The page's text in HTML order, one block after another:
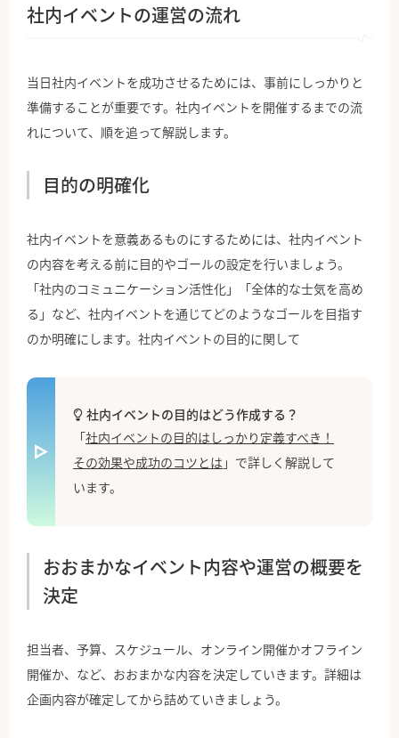
社内イベントの運営の流れ
当日社内イベントを成功させるためには、事前にしっかりと
準備することが重要です。社内イベントを開催するまでの流
れについて、順を追って解説します。
目的の明確化
社内イベントを意義あるものにするためには、社内イベント
の内容を考える前に目的やゴールの設定を行いましょう。
「社内のコミュニケーション活性化」「全体的な士気を高め
る」など、社内イベントを通じてどのようなゴールを目指す
のか明確にします。社内イベントの目的に関して
社内イベントの目的はどう作成する？
「社内イベントの目的はしっかり定義すべき！
その効果や成功のコツとは 」で詳しく解説して
います。
おおまかなイベント内容や運営の概要を
決定
担当者、予算、スケジュール、オンライン開催かオフライン
開催か、など、おおまかな内容を決定していきます。詳細は
企画内容が確定してから詰めていきましょう。